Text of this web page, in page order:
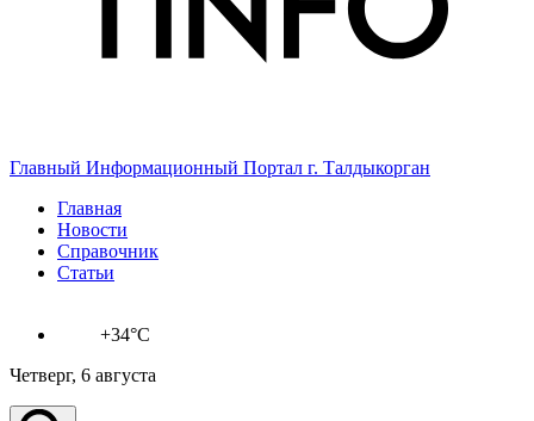
Главный Информационный Портал г. Талдыкорган
Главная
Новости
Справочник
Статьи
+34°C
Четверг, 6 августа